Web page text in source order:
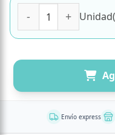
Envío express